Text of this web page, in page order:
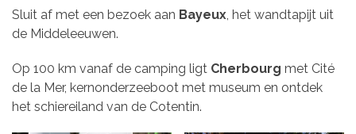
Sluit af met een bezoek aan Bayeux, het wandtapijt uit
de Middeleeuwen.
Op 100 km vanaf de camping ligt Cherbourg met Cité
de la Mer, kernonderzeeboot met museum en ontdek
het schiereiland van de Cotentin.